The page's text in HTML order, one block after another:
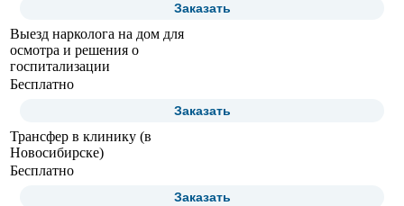
Заказать
Выезд нарколога на дом для
осмотра и решения о
госпитализации
Бесплатно
Заказать
Трансфер в клинику (в
Новосибирске)
Бесплатно
Заказать